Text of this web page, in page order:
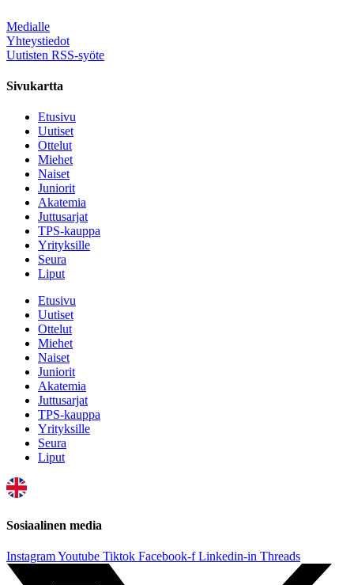
Medialle
Yhteystiedot
Uutisten RSS-syöte
Sivukartta
Etusivu
Uutiset
Ottelut
Miehet
Naiset
Juniorit
Akatemia
Juttusarjat
TPS-kauppa
Yrityksille
Seura
Liput
Etusivu
Uutiset
Ottelut
Miehet
Naiset
Juniorit
Akatemia
Juttusarjat
TPS-kauppa
Yrityksille
Seura
Liput
Sosiaalinen media
InstagramYoutube Tiktok Facebook-f Linkedin-in Threads